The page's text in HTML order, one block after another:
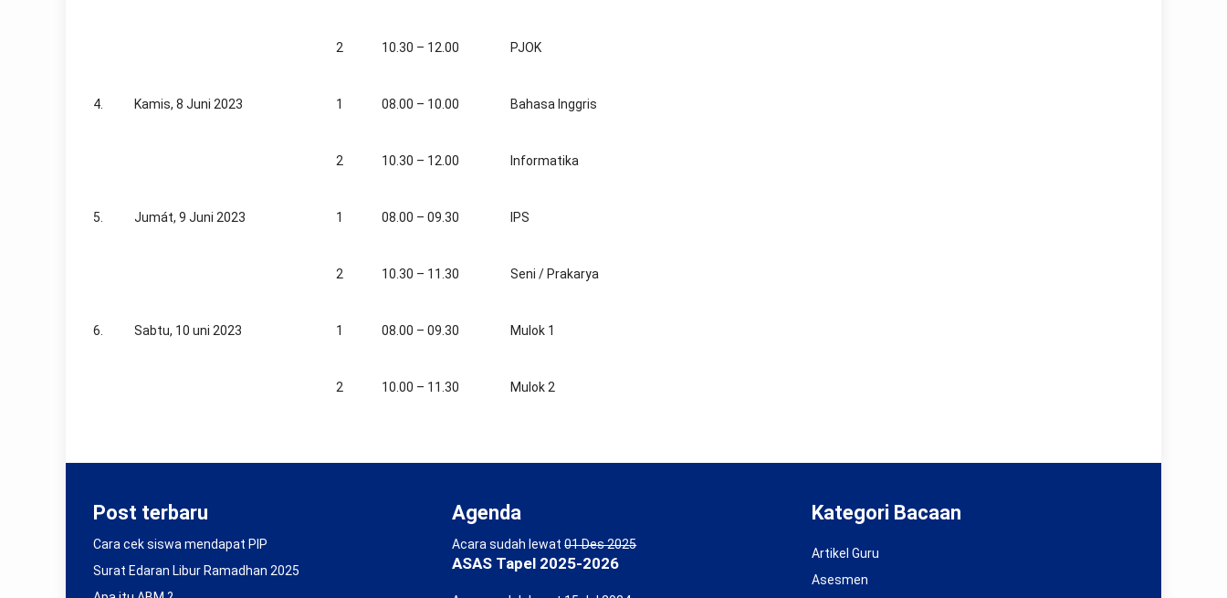
2 10.30 – 12.00 PJOK
4. Kamis, 8 Juni 2023 1 08.00 – 10.00 Bahasa Inggris
2 10.30 – 12.00 Informatika
5. Jumát, 9 Juni 2023 1 08.00 – 09.30 IPS
2 10.30 – 11.30 Seni / Prakarya
6. Sabtu, 10 uni 2023 1 08.00 – 09.30 Mulok 1
2 10.00 – 11.30 Mulok 2
Post terbaru
Cara cek siswa mendapat PIP
Surat Edaran Libur Ramadhan 2025
Agenda
Acara sudah lewat01 Des 2025
ASAS Tapel 2025-2026
Kategori Bacaan
Artikel Guru
Asesmen